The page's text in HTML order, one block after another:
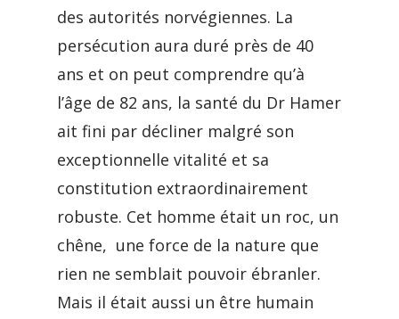
des autorités norvégiennes. La
persécution aura duré près de 40
ans et on peut comprendre qu’à
l’âge de 82 ans, la santé du Dr Hamer
ait fini par décliner malgré son
exceptionnelle vitalité et sa
constitution extraordinairement
robuste. Cet homme était un roc, un
chêne, une force de la nature que
rien ne semblait pouvoir ébranler.
Mais il était aussi un être humain